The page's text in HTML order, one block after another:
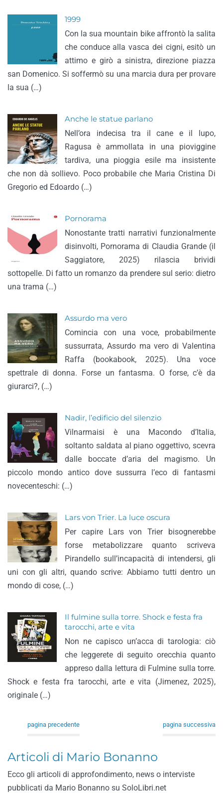
1999
Con la sua mountain bike affrontò la salita
che conduce alla vasca dei cigni, esitò un
attimo e girò a sinistra, direzione piazza
san Domenico. Si soffermò su una marcia dura per provare
la sua (…)
Anche le statue parlano
Nell’ora indecisa tra il cane e il lupo,
Ragusa è ammollata in una pioviggine
tardiva, una pioggia esile ma insistente
che non dà sollievo. Poco probabile che Maria Cristina Di
Gregorio ed Edoardo (…)
Pornorama
Nonostante tratti narrativi funzionalmente
disinvolti, Pornorama di Claudia Grande (il
Saggiatore, 2025) rilascia brividi
sottopelle. Di fatto un romanzo da prendere sul serio: dietro
una trama (…)
Assurdo ma vero
Comincia con una voce, probabilmente
sussurrata, Assurdo ma vero di Valentina
Raffa (bookabook, 2025). Una voce
spettrale di donna. Forse un fantasma. O forse, c’è da
giurarci?, (…)
Nadir, l’edificio del silenzio
Vilnarmaisi è una Macondo d’Italia,
soltanto saldata al piano oggettivo, scevra
dalle boccate d’aria del magismo. Un
piccolo mondo antico dove sussurra l’eco di fantasmi
novecenteschi: (…)
Lars von Trier. La luce oscura
Per capire Lars von Trier bisognerebbe
forse metabolizzare quanto scriveva
Pirandello sull’incapacità di intendersi, gli
uni con gli altri, quando scrive: Abbiamo tutti dentro un
mondo di cose, (…)
Il fulmine sulla torre. Shock e festa fra
tarocchi, arte e vita
Non ne capisco un’acca di tarologia: ciò
che leggerete di seguito orecchia quanto
appreso dalla lettura di Fulmine sulla torre.
Shock e festa fra tarocchi, arte e vita (Jimenez, 2025),
originale (…)
pagina precedente pagina successiva
Articoli di Mario Bonanno
Ecco gli articoli di approfondimento, news o interviste
pubblicati da Mario Bonanno su SoloLibri.net